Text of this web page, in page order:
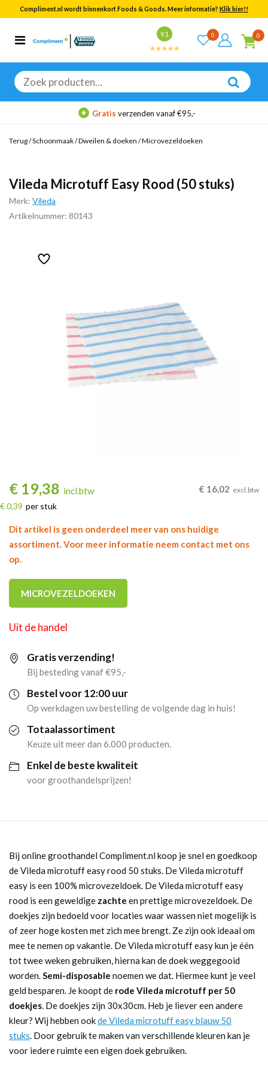
Compliment.nl wordt binnenkort Foods & Goods. Meer informatie? Klik hier!!
9.1 0 0
Zoeken
naar:
Categorieën
Bekijk alle resultaten
Gratis verzenden vanaf €95,-
Terug/Schoonmaak/Dweilen & doeken /Microvezeldoeken
Vileda Microtuff Easy Rood (50 stuks)
Merk: Vileda
Artikelnummer: 80143
€ 19,38 incl.btw
€ 0,39 per stuk
€ 16,02 excl.btw
Dit artikel is geen onderdeel meer van ons huidige
assortiment. Voor meer informatie neem contact met ons
op.
MICROVEZELDOEKEN
Uit de handel
Gratis verzending!
Bij besteding vanaf €95,-
Bestel voor 12:00 uur
Op werkdagen uw bestelling de volgende dag in huis!
Totaalassortiment
Keuze uit meer dan 6.000 producten.
Enkel de beste kwaliteit
voor groothandelsprijzen!
Bij online groothandel Compliment.nl koop je snel en goedkoop
de Vileda microtuff easy rood 50 stuks. De Vileda microtuff
easy is een 100% microvezeldoek. De Vileda microtuff easy
rood is een geweldige zachte en prettige microvezeldoek. De
doekjes zijn bedoeld voor locaties waar wassen niet mogelijk is
of zeer hoge kosten met zich mee brengt. Ze zijn ook ideaal om
mee te nemen op vakantie. De Vileda microtuff easy kun je één
tot twee weken gebruiken, hierna kan de doek weggegooid
worden.Semi-disposable noemen we dat. Hiermee kunt je veel
geld besparen. Je koopt de rode Vileda microtuff per 50
doekjes. De doekjes zijn 30x30cm. Heb je liever een andere
kleur? Wij hebben ookde Vileda microtuff easy blauw 50
stuks. Door gebruik te maken van verschillende kleuren kan je
voor iedere ruimte een eigen doek gebruiken.